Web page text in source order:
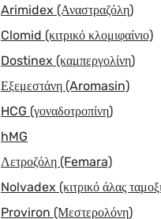
Arimidex (Αναστραζόλη)
Clomid (κιτρικό κλομιφαίνιο)
Dostinex (καμπεργολίνη)
Εξεμεστάνη (Aromasin)
HCG (γοναδοτροπίνη)
hMG
Λετροζόλη (Femara)
Nolvadex (κιτρικό άλας
Proviron (Μεστερολόνη)